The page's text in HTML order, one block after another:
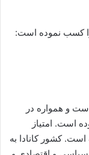
را کسب نموده است:
و همواره در
است. امتیاز
است. کشور کانادا به